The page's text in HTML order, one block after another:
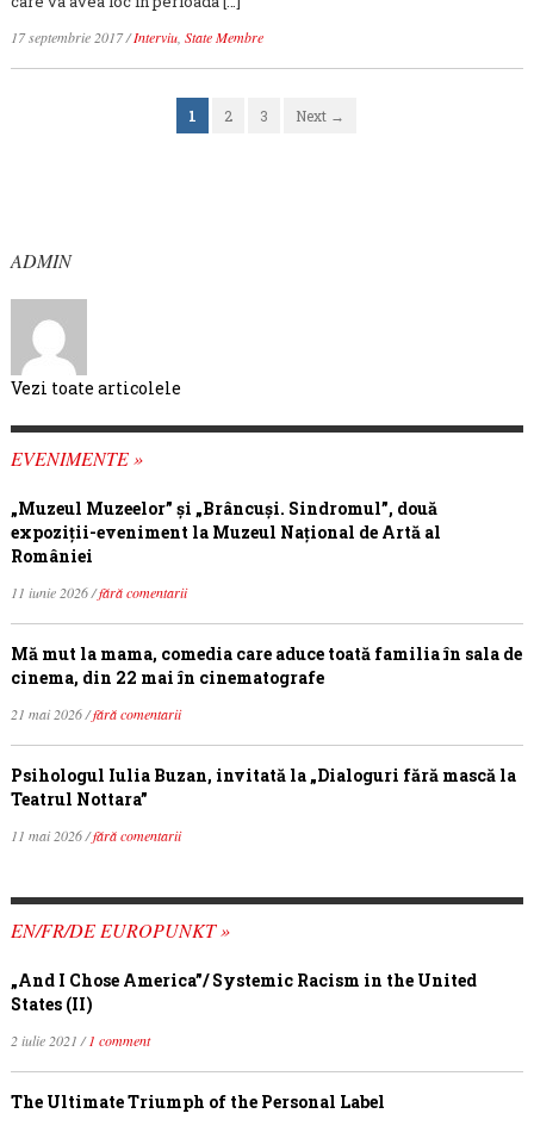
17 septembrie 2017/Interviu, State Membre
1 2 3 Next →
ADMIN
Vezi toate articolele
EVENIMENTE »
„Muzeul Muzeelor” și „Brâncuși. Sindromul”, două
expoziții-eveniment la Muzeul Național de Artă al
României
11 iunie 2026 /fără comentarii
Mă mut la mama, comedia care aduce toată familia în sala de
cinema, din 22 mai în cinematografe
21 mai 2026 /fără comentarii
Psihologul Iulia Buzan, invitată la „Dialoguri fără mască la
Teatrul Nottara”
11 mai 2026 /fără comentarii
EN/FR/DE EUROPUNKT »
„And I Chose America”/ Systemic Racism in the United
States (II)
2 iulie 2021 /1 comment
The Ultimate Triumph of the Personal Label